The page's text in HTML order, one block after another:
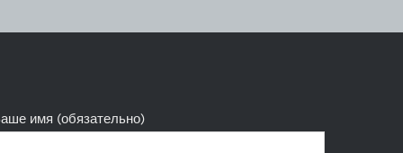
имя (обязательно)